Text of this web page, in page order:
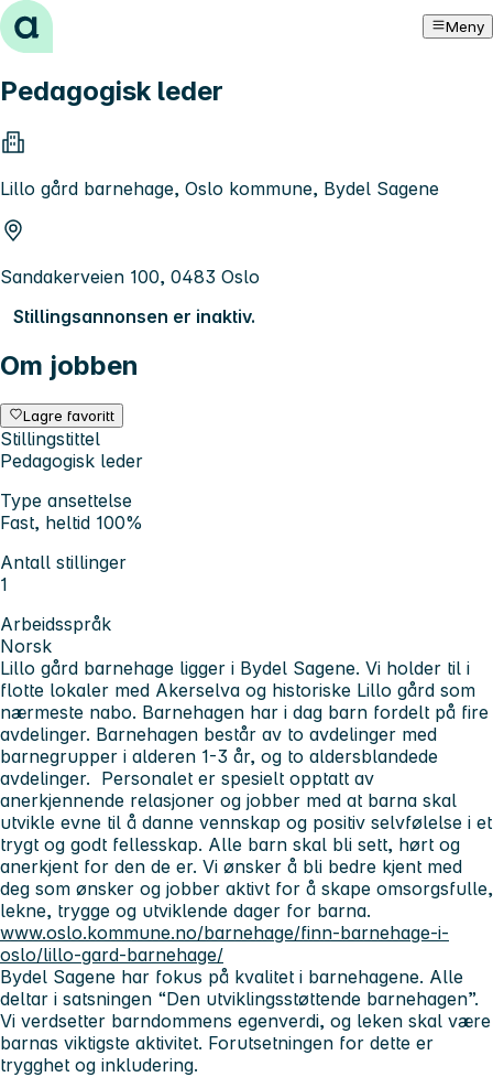
Hopp til innhold Meny
Pedagogisk leder
Lillo gård barnehage, Oslo kommune, Bydel Sagene
Sandakerveien 100, 0483 Oslo
Stillingsannonsen er inaktiv.
Om jobben
Lagre favoritt
Stillingstittel
Pedagogisk leder
Type ansettelse
Fast, heltid 100%
Antall stillinger
1
Arbeidsspråk
Norsk
Lillo gård barnehage ligger i Bydel Sagene. Vi holder til i
flotte lokaler med Akerselva og historiske Lillo gård som
nærmeste nabo. Barnehagen har i dag barn fordelt på fire
avdelinger. Barnehagen består av to avdelinger med
barnegrupper i alderen 1-3 år, og to aldersblandede
avdelinger. Personalet er spesielt opptatt av
anerkjennende relasjoner og jobber med at barna skal
utvikle evne til å danne vennskap og positiv selvfølelse i et
trygt og godt fellesskap. Alle barn skal bli sett, hørt og
anerkjent for den de er. Vi ønsker å bli bedre kjent med
deg som ønsker og jobber aktivt for å skape omsorgsfulle,
lekne, trygge og utviklende dager for barna.
www.oslo.kommune.no/barnehage/finn-barnehage-i-
oslo/lillo-gard-barnehage/
Bydel Sagene har fokus på kvalitet i barnehagene. Alle
deltar i satsningen “Den utviklingsstøttende barnehagen”.
Vi verdsetter barndommens egenverdi, og leken skal være
barnas viktigste aktivitet. Forutsetningen for dette er
trygghet og inkludering.